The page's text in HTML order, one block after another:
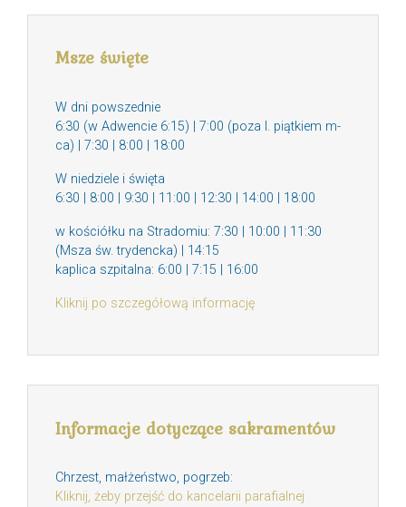
Msze święte
W dni powszednie
6:30 (w Adwencie 6:15) | 7:00 (poza I. piątkiem m-
ca) | 7:30 | 8:00 | 18:00
W niedziele i święta
6:30 | 8:00 | 9:30 | 11:00 | 12:30 | 14:00 | 18:00
w kościółku na Stradomiu: 7:30 | 10:00 | 11:30
(Msza św. trydencka) | 14:15
kaplica szpitalna: 6:00 | 7:15 | 16:00
Kliknij po szczegółową informację
Informacje dotyczące sakramentów
Chrzest, małżeństwo, pogrzeb:
Kliknij, żeby przejść do kancelarii parafialnej